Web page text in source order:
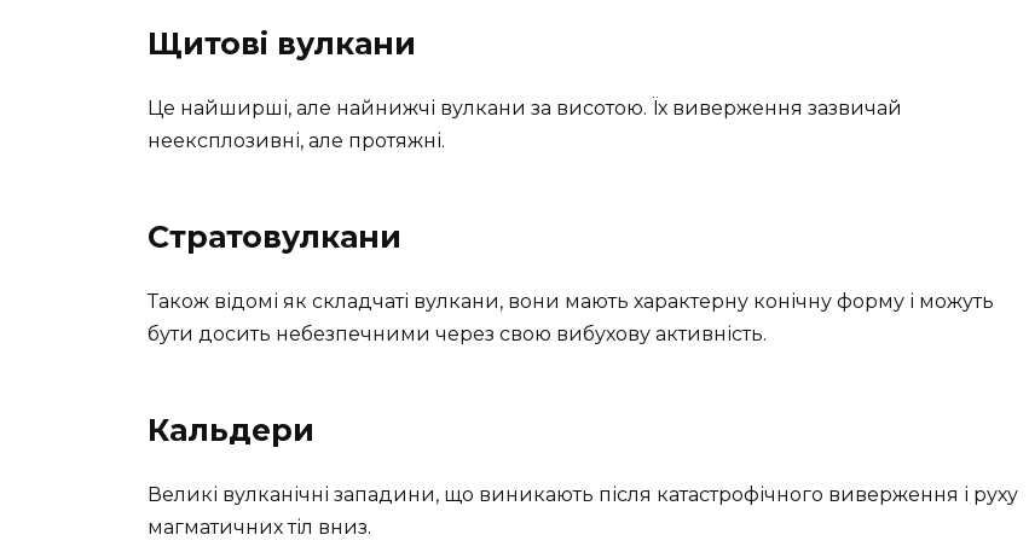
Щитові вулкани
Це найширші, але найнижчі вулкани за висотою. Їх виверження зазвичай
неексплозивні, але протяжні.
Стратовулкани
Також відомі як складчаті вулкани, вони мають характерну конічну форму і можуть
бути досить небезпечними через свою вибухову активність.
Кальдери
Великі вулканічні западини, що виникають після катастрофічного виверження і руху
магматичних тіл вниз.